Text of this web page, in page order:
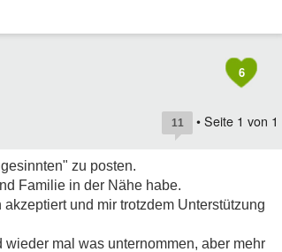
6
11 • Seite 1 von 1
zu posten.
Familie in der Nähe habe.
und mir trotzdem Unterstützung
mal was unternommen, aber mehr